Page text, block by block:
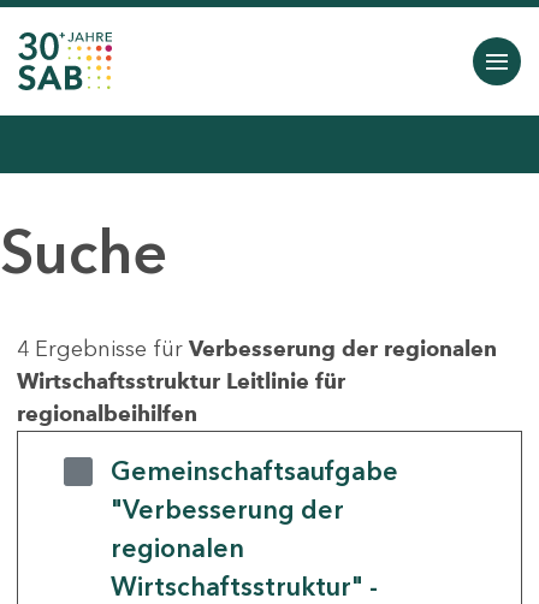
Suche
4 Ergebnisse für Verbesserung der regionalen
Wirtschaftsstruktur Leitlinie für
regionalbeihilfen
Gemeinschaftsaufgabe
"Verbesserung der
regionalen
Wirtschaftsstruktur" -